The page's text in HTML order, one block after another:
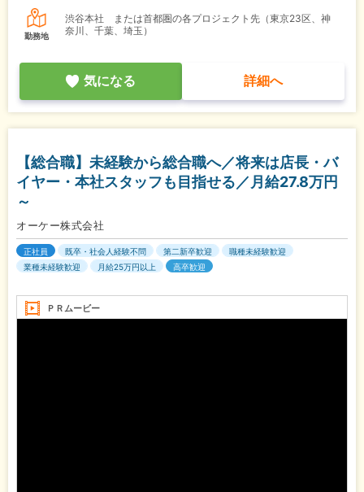
勤務地
渋谷本社 または首都圏の各プロジェクト先（東京23区、神
奈川、千葉、埼玉）
気になる 詳細へ
【総合職】未経験から総合職へ／将来は店長・バ
イヤー・本社スタッフも目指せる／月給27.8万円
～
オーケー株式会社
正社員 既卒・社会人経験不問 第二新卒歓迎
職種未経験歓迎
業種未経験歓迎
月給25万円以上 高卒歓迎
ＰＲムービー